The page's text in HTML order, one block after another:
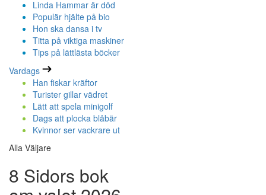
Linda Hammar är död
Populär hjälte på bio
Hon ska dansa i tv
Titta på viktiga maskiner
Tips på lättlästa böcker
Vardags
Han fiskar kräftor
Turister gillar vädret
Lätt att spela minigolf
Dags att plocka blåbär
Kvinnor ser vackrare ut
Alla Väljare
8 Sidors bok